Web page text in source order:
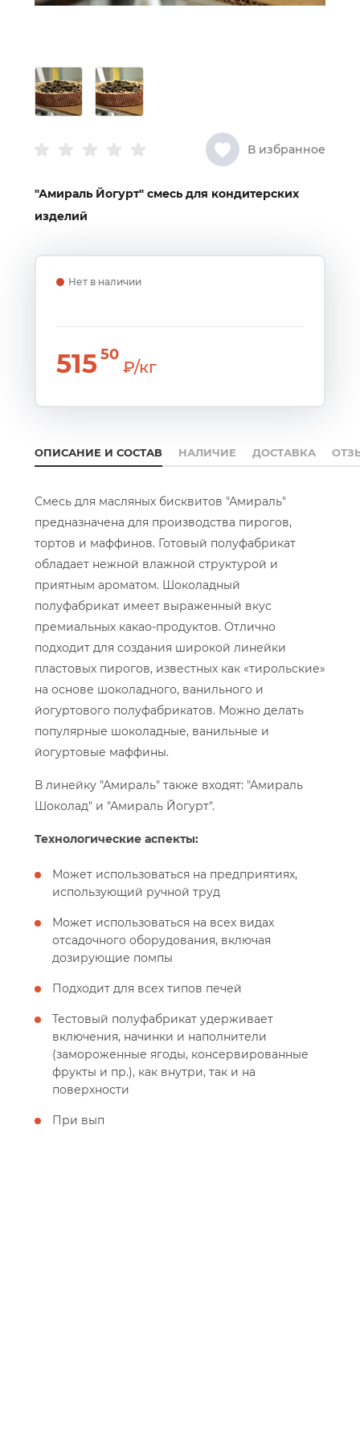
В избранное
"Амираль Йогурт" смесь для кондитерских
изделий
Нет в наличии
51550
₽/кг
ОПИСАНИЕ И СОСТАВ НАЛИЧИЕ ДОСТАВКА
Смесь для масляных бисквитов "Амираль"
предназначена для производства пирогов,
тортов и маффинов. Готовый полуфабрикат
обладает нежной влажной структурой и
приятным ароматом. Шоколадный
полуфабрикат имеет выраженный вкус
премиальных какао-продуктов. Отлично
подходит для создания широкой линейки
пластовых пирогов, известных как «тирольские»
на основе шоколадного, ванильного и
йогуртового полуфабрикатов. Можно делать
популярные шоколадные, ванильные и
йогуртовые маффины.
В линейку "Амираль" также входят: "Амираль
Шоколад" и "Амираль Йогурт".
Технологические аспекты:
Может использоваться на предприятиях,
использующий ручной труд
Может использоваться на всех видах
отсадочного оборудования, включая
дозирующие помпы
Подходит для всех типов печей
Тестовый полуфабрикат удерживает
включения, начинки и наполнители
(замороженные ягоды, консервированные
фрукты и пр.), как внутри, так и на
поверхности
При вып